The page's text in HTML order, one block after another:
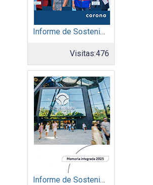
Informe de Sostenibilidad 2025: Organización Corona
Visitas:476
Informe de Sostenibilidad 2025: Parque Arauco